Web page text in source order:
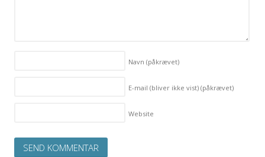
Navn(påkrævet)
E-mail (bliver ikke vist)(påkrævet)
Website